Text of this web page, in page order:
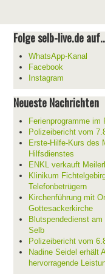
Folge selb-live.de
WhatsApp-Kanal
Facebook
Instagram
Neueste Nachrichten
Ferienprogramme im
Polizeibericht vom
Erste-Hilfe-Kurs des
Hilfsdienstes
ENKL verkauft
Klinikum
Telefonbetrügern
Kirchenführung mit
Gottesackerkirche
Blutspendedienst
Selb
Polizeibericht vom
Nadine Seidel erhält
hervorragende